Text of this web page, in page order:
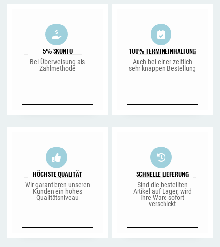
5% SKONTO
Bei Überweisung als
Zahlmethode
100% TERMINEINHALTUNG
Auch bei einer zeitlich
sehr knappen Bestellung
HÖCHSTE QUALITÄT
Wir garantieren unseren
Kunden ein hohes
Qualitätsniveau
SCHNELLE LIEFERUNG
Sind die bestellten
Artikel auf Lager, wird
Ihre Ware sofort
verschickt